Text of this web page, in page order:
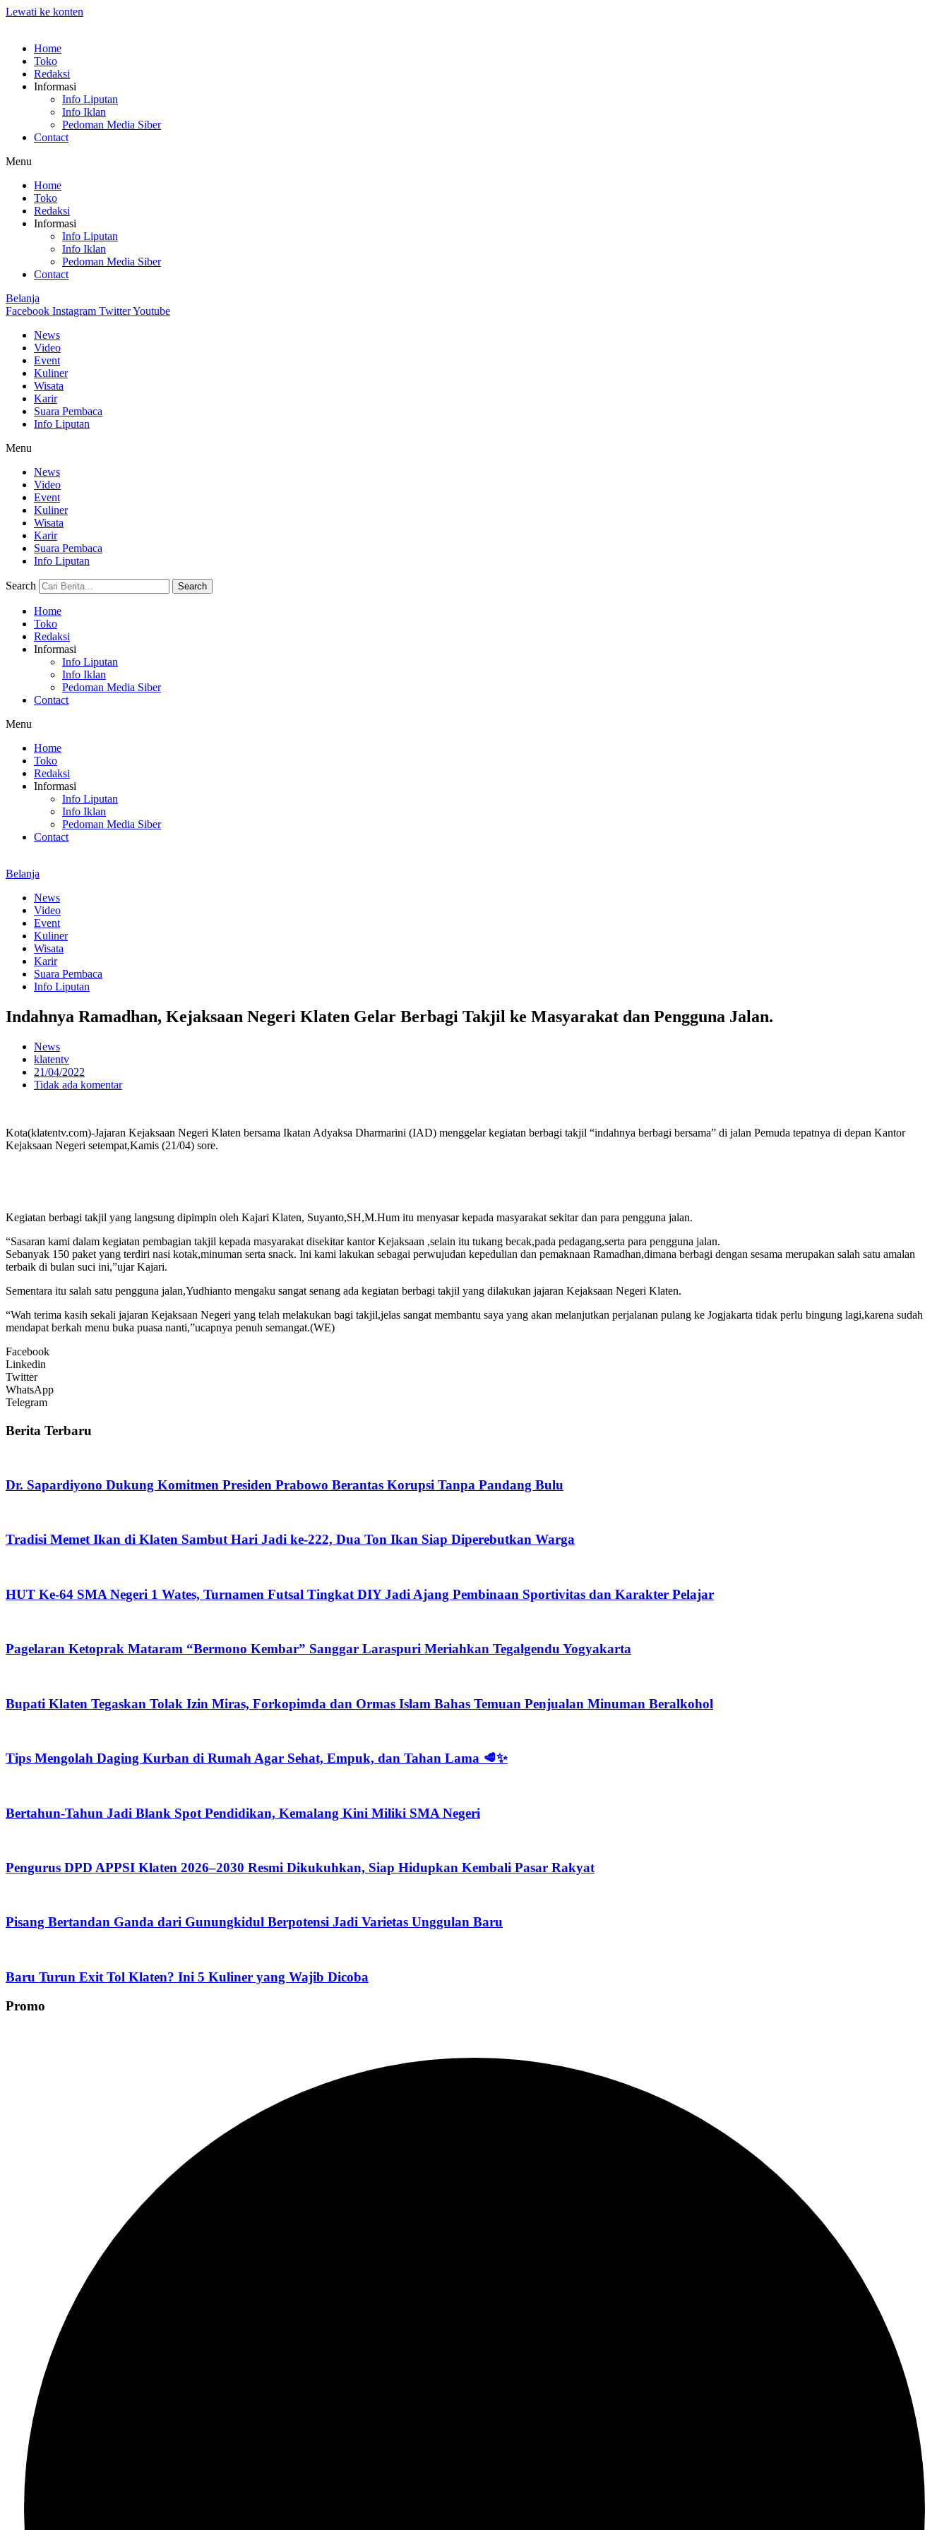
Lewati ke konten
Home
Toko
Redaksi
Informasi
Info Liputan
Info Iklan
Pedoman Media Siber
Contact
Menu
Home
Toko
Redaksi
Informasi
Info Liputan
Info Iklan
Pedoman Media Siber
Contact
Belanja
Facebook Instagram TwitterYoutube
News
Video
Event
Kuliner
Wisata
Karir
Suara Pembaca
Info Liputan
Menu
News
Video
Event
Kuliner
Wisata
Karir
Suara Pembaca
Info Liputan
Search Search
Home
Toko
Redaksi
Informasi
Info Liputan
Info Iklan
Pedoman Media Siber
Contact
Menu
Home
Toko
Redaksi
Informasi
Info Liputan
Info Iklan
Pedoman Media Siber
Contact
Belanja
News
Video
Event
Kuliner
Wisata
Karir
Suara Pembaca
Info Liputan
Indahnya Ramadhan, Kejaksaan Negeri Klaten Gelar Berbagi Takjil ke Masyarakat dan Pengguna Jalan.
News
klatentv
21/04/2022
Tidak ada komentar
Kota(klatentv.com)-Jajaran Kejaksaan Negeri Klaten bersama Ikatan Adyaksa Dharmarini (IAD) menggelar kegiatan berbagi takjil “indahnya berbagi bersama” di jalan Pemuda tepatnya di depan Kantor
Kejaksaan Negeri setempat,Kamis (21/04) sore.
Kegiatan berbagi takjil yang langsung dipimpin oleh Kajari Klaten, Suyanto,SH,M.Hum itu menyasar kepada masyarakat sekitar dan para pengguna jalan.
“Sasaran kami dalam kegiatan pembagian takjil kepada masyarakat disekitar kantor Kejaksaan ,selain itu tukang becak,pada pedagang,serta para pengguna jalan.
Sebanyak 150 paket yang terdiri nasi kotak,minuman serta snack. Ini kami lakukan sebagai perwujudan kepedulian dan pemaknaan Ramadhan,dimana berbagi dengan sesama merupakan salah satu amalan
terbaik di bulan suci ini,”ujar Kajari.
Sementara itu salah satu pengguna jalan,Yudhianto mengaku sangat senang ada kegiatan berbagi takjil yang dilakukan jajaran Kejaksaan Negeri Klaten.
“Wah terima kasih sekali jajaran Kejaksaan Negeri yang telah melakukan bagi takjil,jelas sangat membantu saya yang akan melanjutkan perjalanan pulang ke Jogjakarta tidak perlu bingung lagi,karena sudah
mendapat berkah menu buka puasa nanti,”ucapnya penuh semangat.(WE)
Facebook
Linkedin
Twitter
WhatsApp
Telegram
Berita Terbaru
Dr. Sapardiyono Dukung Komitmen Presiden Prabowo Berantas Korupsi Tanpa Pandang Bulu
Tradisi Memet Ikan di Klaten Sambut Hari Jadi ke-222, Dua Ton Ikan Siap Diperebutkan Warga
HUT Ke-64 SMA Negeri 1 Wates, Turnamen Futsal Tingkat DIY Jadi Ajang Pembinaan Sportivitas dan Karakter Pelajar
Pagelaran Ketoprak Mataram “Bermono Kembar” Sanggar Laraspuri Meriahkan Tegalgendu Yogyakarta
Bupati Klaten Tegaskan Tolak Izin Miras, Forkopimda dan Ormas Islam Bahas Temuan Penjualan Minuman Beralkohol
Tips Mengolah Daging Kurban di Rumah Agar Sehat, Empuk, dan Tahan Lama 🥩✨
Bertahun-Tahun Jadi Blank Spot Pendidikan, Kemalang Kini Miliki SMA Negeri
Pengurus DPD APPSI Klaten 2026–2030 Resmi Dikukuhkan, Siap Hidupkan Kembali Pasar Rakyat
Pisang Bertandan Ganda dari Gunungkidul Berpotensi Jadi Varietas Unggulan Baru
Baru Turun Exit Tol Klaten? Ini 5 Kuliner yang Wajib Dicoba
Promo